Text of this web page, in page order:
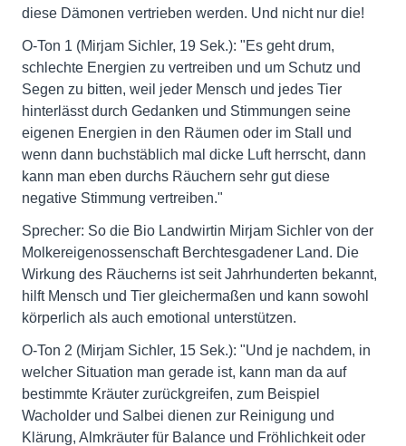
diese Dämonen vertrieben werden. Und nicht nur die!
O-Ton 1 (Mirjam Sichler, 19 Sek.): "Es geht drum,
schlechte Energien zu vertreiben und um Schutz und
Segen zu bitten, weil jeder Mensch und jedes Tier
hinterlässt durch Gedanken und Stimmungen seine
eigenen Energien in den Räumen oder im Stall und
wenn dann buchstäblich mal dicke Luft herrscht, dann
kann man eben durchs Räuchern sehr gut diese
negative Stimmung vertreiben."
Sprecher: So die Bio Landwirtin Mirjam Sichler von der
Molkereigenossenschaft Berchtesgadener Land. Die
Wirkung des Räucherns ist seit Jahrhunderten bekannt,
hilft Mensch und Tier gleichermaßen und kann sowohl
körperlich als auch emotional unterstützen.
O-Ton 2 (Mirjam Sichler, 15 Sek.): "Und je nachdem, in
welcher Situation man gerade ist, kann man da auf
bestimmte Kräuter zurückgreifen, zum Beispiel
Wacholder und Salbei dienen zur Reinigung und
Klärung, Almkräuter für Balance und Fröhlichkeit oder